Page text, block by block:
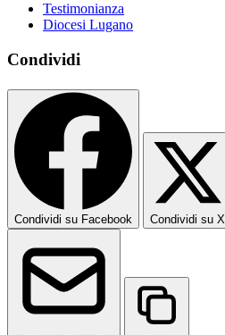
Testimonianza
Diocesi Lugano
Condividi
Condividi su Facebook Condividi su X